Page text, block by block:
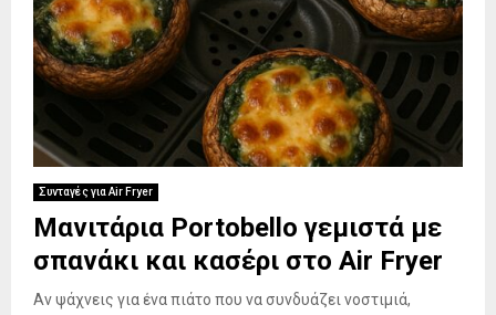
Συνταγές για Air Fryer
Μανιτάρια Portobello γεμιστά με
σπανάκι και κασέρι στο Air Fryer
Αν ψάχνεις για ένα πιάτο που να συνδυάζει νοστιμιά,